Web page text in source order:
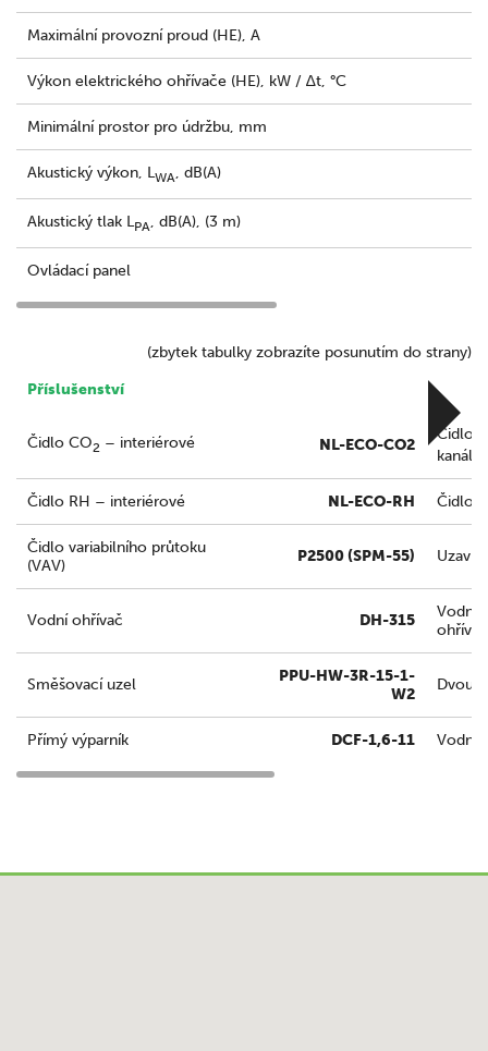
Maximální provozní proud (HE), A
Výkon elektrického ohřívače (HE), kW / ∆t, °C
Minimální prostor pro údržbu, mm
Akustický výkon, LWA, dB(A)
Akustický tlak LPA, dB(A), (3 m)
Ovládací panel
(zbytek tabulky zobrazíte posunutím do strany)
Příslušenství
Čidlo CO2 – interiérové NL-ECO-CO2
Čidlo
Čidlo RH – interiérové NL-ECO-RH Čidlo
Čidlo variabilního průtoku
(VAV)
P2500 (SPM-55)
Vodní ohřívač DH-315
Vodní
Směšovací uzel
PPU-HW-3R-15-1-
W2
Přímý výparník DCF-1,6-11 Vodní